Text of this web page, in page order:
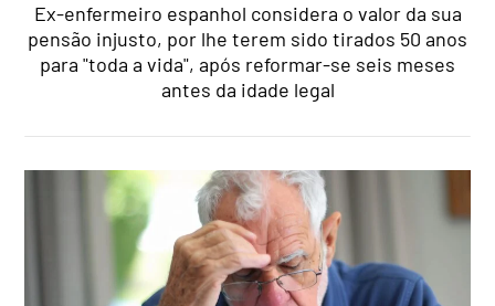
Ex-enfermeiro espanhol considera o valor da sua
pensão injusto, por lhe terem sido tirados 50 anos
para "toda a vida", após reformar-se seis meses
antes da idade legal